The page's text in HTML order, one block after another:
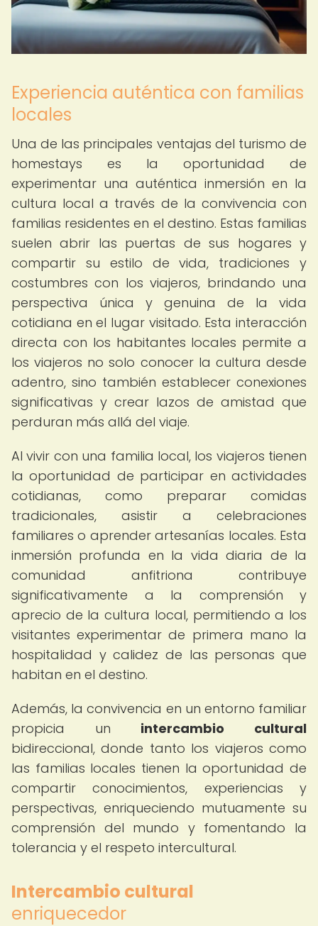
Experiencia auténtica con familias
locales
Una de las principales ventajas del turismo de
homestays es la oportunidad de
experimentar una auténtica inmersión en la
cultura local a través de la convivencia con
familias residentes en el destino. Estas familias
suelen abrir las puertas de sus hogares y
compartir su estilo de vida, tradiciones y
costumbres con los viajeros, brindando una
perspectiva única y genuina de la vida
cotidiana en el lugar visitado. Esta interacción
directa con los habitantes locales permite a
los viajeros no solo conocer la cultura desde
adentro, sino también establecer conexiones
significativas y crear lazos de amistad que
perduran más allá del viaje.
Al vivir con una familia local, los viajeros tienen
la oportunidad de participar en actividades
cotidianas, como preparar comidas
tradicionales, asistir a celebraciones
familiares o aprender artesanías locales. Esta
inmersión profunda en la vida diaria de la
comunidad anfitriona contribuye
significativamente a la comprensión y
aprecio de la cultura local, permitiendo a los
visitantes experimentar de primera mano la
hospitalidad y calidez de las personas que
habitan en el destino.
Además, la convivencia en un entorno familiar
propicia un intercambio cultural
bidireccional, donde tanto los viajeros como
las familias locales tienen la oportunidad de
compartir conocimientos, experiencias y
perspectivas, enriqueciendo mutuamente su
comprensión del mundo y fomentando la
tolerancia y el respeto intercultural.
Intercambio cultural
enriquecedor